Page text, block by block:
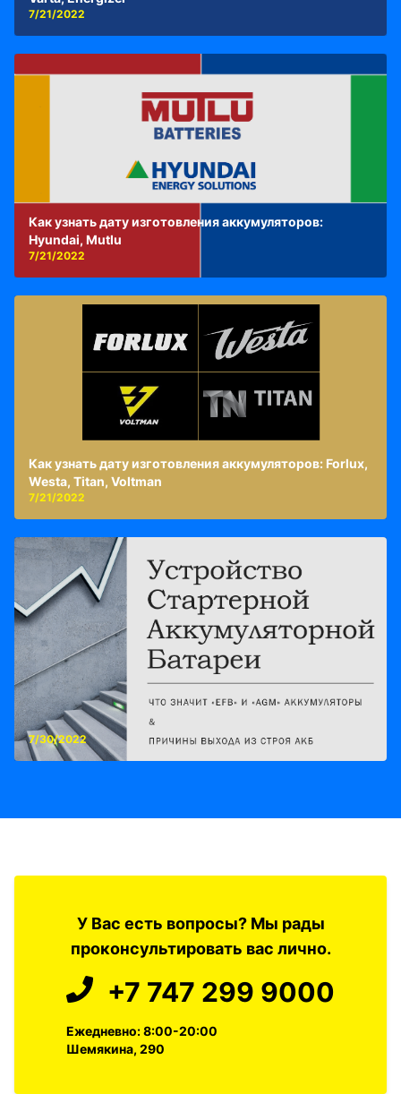
7/21/2022
Как узнать дату изготовления аккумуляторов:
Hyundai, Mutlu
7/21/2022
Как узнать дату изготовления аккумуляторов: Forlux,
Westa, Titan, Voltman
7/21/2022
7/30/2022
У Вас есть вопросы? Мы рады
проконсультировать вас лично.
+7 747 299 9000
Ежедневно: 8:00-20:00
Шемякина, 290